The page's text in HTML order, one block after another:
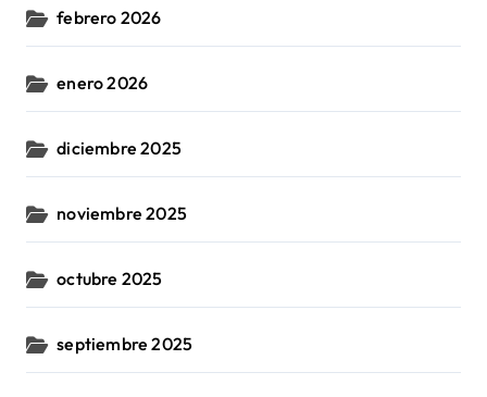
febrero 2026
enero 2026
diciembre 2025
noviembre 2025
octubre 2025
septiembre 2025